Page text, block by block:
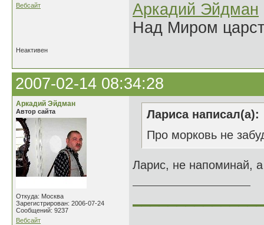
Вебсайт
Аркадий Эйдман
Над Миром
Неактивен
2007-02-14 08:34:28
Аркадий Эйдман
Автор сайта
Откуда: Москва
Зарегистрирован: 2006-07-24
Сообщений: 9237
Вебсайт
Лариса написал(а):
Про морковь не
Ларис, не напоминай,